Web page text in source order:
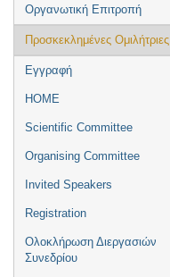
Οργανωτική Επιτροπή
Προσκεκλημένες Ομιλήτριες
Εγγραφή
ΗΟΜΕ
Scientific Committee
Organising Committee
Invited Speakers
Registration
Ολοκλήρωση Διεργασιών
Συνεδρίου